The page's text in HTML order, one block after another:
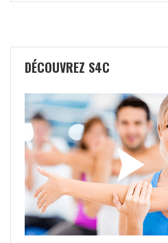
DÉCOUVREZ S4C